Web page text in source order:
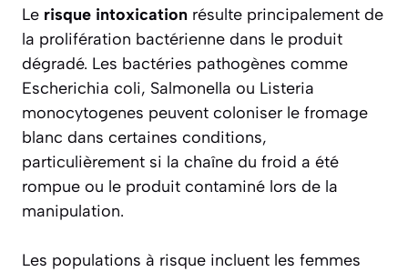
Le risque intoxication résulte principalement de
la prolifération bactérienne dans le produit
dégradé. Les bactéries pathogènes comme
Escherichia coli, Salmonella ou Listeria
monocytogenes peuvent coloniser le fromage
blanc dans certaines conditions,
particulièrement si la chaîne du froid a été
rompue ou le produit contaminé lors de la
manipulation.
Les populations à risque incluent les femmes